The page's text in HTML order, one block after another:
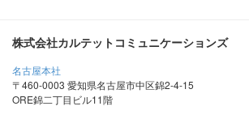
株式会社カルテットコミュニケーションズ
名古屋本社
〒460-0003 愛知県名古屋市中区錦2-4-15
ORE錦二丁目ビル11階